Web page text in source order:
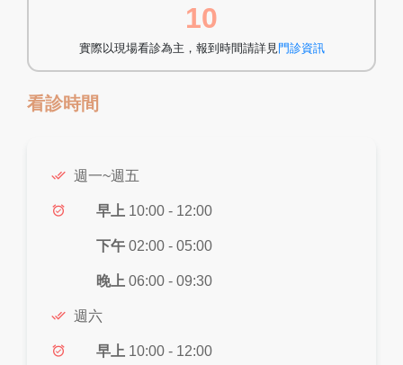
10
實際以現場看診為主，報到時間請詳見 門診資訊
看診時間
done_all 週一~週五
alarm_on 早上 10:00 - 12:00
下午 02:00 - 05:00
晚上 06:00 - 09:30
done_all 週六
alarm_on 早上 10:00 - 12:00